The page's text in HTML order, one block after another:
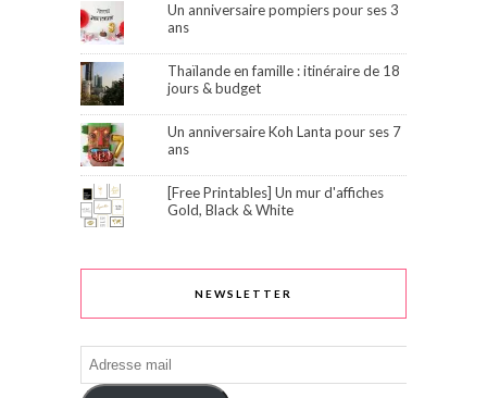
Un anniversaire pompiers pour ses 3
ans
Thaïlande en famille : itinéraire de 18
jours & budget
Un anniversaire Koh Lanta pour ses 7
ans
[Free Printables] Un mur d'affiches
Gold, Black & White
NEWSLETTER
Adresse
mail